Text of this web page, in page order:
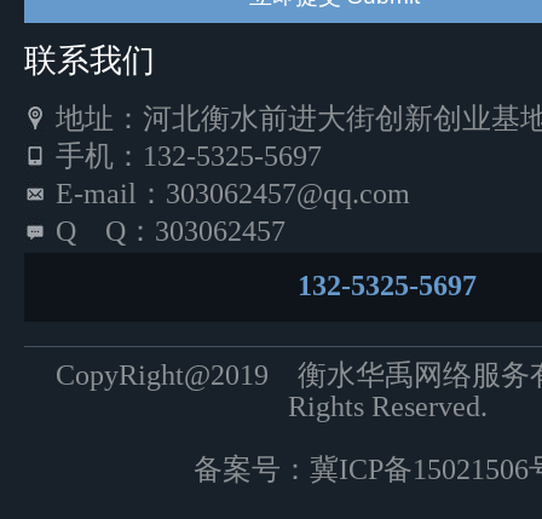
联系我们
地址：河北衡水前进大街创新创业基
手机：132-5325-5697
E-mail：303062457@qq.com
Q Q：303062457
132-5325-5697
CopyRight@2019 衡水华禹网络服
Rights Reserved.
备案号： 冀ICP备15021506